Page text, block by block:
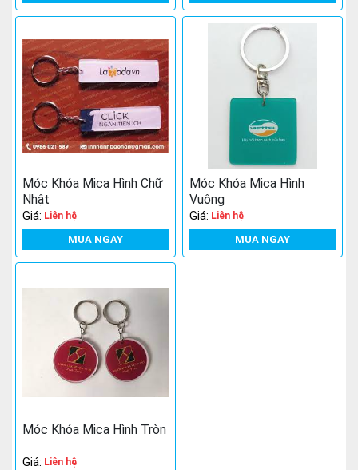
Móc Khóa Mica Hình Chữ
Nhật
Giá: Liên hệ
MUA NGAY
Móc Khóa Mica Hình
Vuông
Giá: Liên hệ
MUA NGAY
Móc Khóa Mica Hình Tròn
Giá: Liên hệ